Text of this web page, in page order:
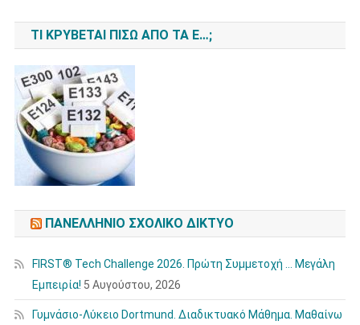
ΤΙ ΚΡΎΒΕΤΑΙ ΠΊΣΩ ΑΠΌ ΤΑ Ε…;
ΠΑΝΕΛΛΉΝΙΟ ΣΧΟΛΙΚΌ ΔΊΚΤΥΟ
FIRST® Tech Challenge 2026. Πρώτη Συμμετοχή … Μεγάλη
Εμπειρία! 5 Αυγούστου, 2026
Γυμνάσιο-Λύκειο Dortmund. Διαδικτυακό Μάθημα. Μαθαίνω